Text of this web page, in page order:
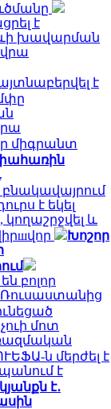
է
խավարման
է
միգրանտ
է եկել
և
Խոշոր
բոլոր
Ռուսաստանից
մոտ
ն մերժել է
է
է․